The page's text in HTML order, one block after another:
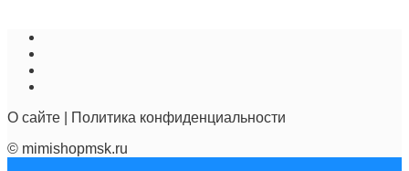
О сайте
Политика конфиденциальности
© mimishopmsk.ru